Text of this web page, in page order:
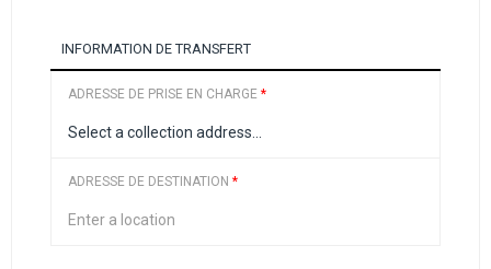
INFORMATION DE TRANSFERT
ADRESSE DE PRISE EN CHARGE *
ADRESSE DE DESTINATION *